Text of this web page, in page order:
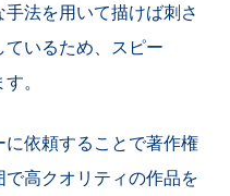
法を用いて描けば刺さ
いるため、スピー
。
依頼することで著作権
高クオリティの作品を